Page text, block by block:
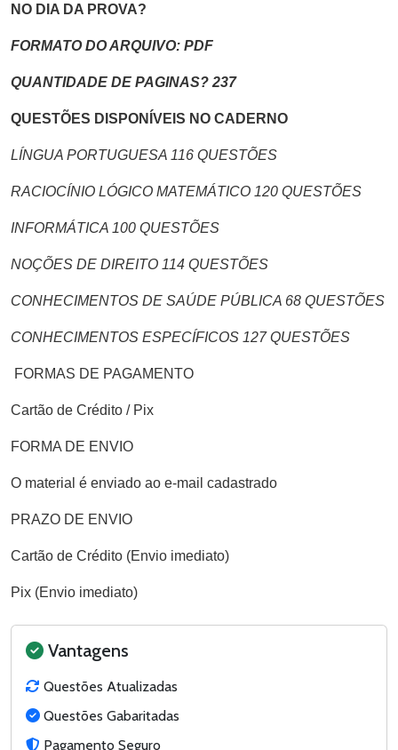
NO DIA DA PROVA?
FORMATO DO ARQUIVO: PDF
QUANTIDADE DE PAGINAS? 237
QUESTÕES DISPONÍVEIS NO CADERNO
LÍNGUA PORTUGUESA 116 QUESTÕES
RACIOCÍNIO LÓGICO MATEMÁTICO 120 QUESTÕES
INFORMÁTICA 100 QUESTÕES
NOÇÕES DE DIREITO 114 QUESTÕES
CONHECIMENTOS DE SAÚDE PÚBLICA 68 QUESTÕES
CONHECIMENTOS ESPECÍFICOS 127 QUESTÕES
FORMAS DE PAGAMENTO
Cartão de Crédito / Pix
FORMA DE ENVIO
O material é enviado ao e-mail cadastrado
PRAZO DE ENVIO
Cartão de Crédito (Envio imediato)
Pix (Envio imediato)
Vantagens
Questões Atualizadas
Questões Gabaritadas
Pagamento Seguro